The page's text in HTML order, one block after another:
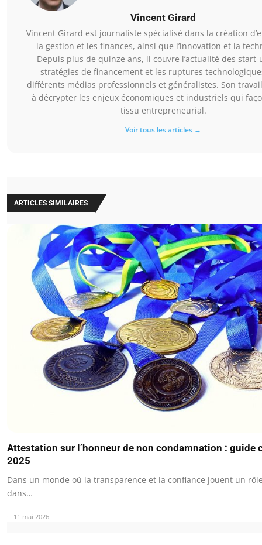
Vincent Girard
Vincent Girard est journaliste spécialisé dans la création
la gestion et les finances, ainsi que l’innovation et la
Depuis plus de quinze ans, il couvre l’actualité des start-
stratégies de financement et les ruptures
différents médias professionnels et généralistes. Son travail
à décrypter les enjeux économiques et industriels qui
tissu entrepreneurial.
Voir tous les articles →
ARTICLES SIMILAIRES
Attestation sur l’honneur de non condamnation : guide
2025
Dans un monde où la transparence et la confiance jouent un
dans…
11 mai 2026